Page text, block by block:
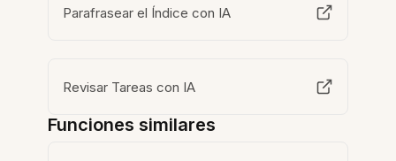
Parafrasear el Índice con IA
Revisar Tareas con IA
Funciones similares